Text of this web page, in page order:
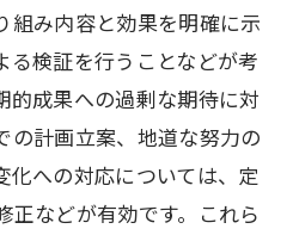
組み内容と効果を明確に示
る検証を行うことなどが考
的成果への過剰な期待に対
の計画立案、地道な努力の
化への対応については、定
正などが有効です。これら